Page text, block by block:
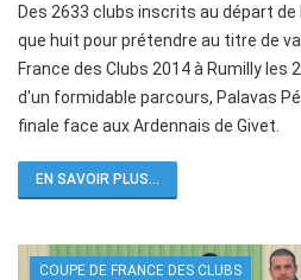
Des 2633 clubs inscrits au départ de
que huit pour prétendre au titre de
France des Clubs 2014 à Rumilly les
d'un formidable parcours, Palavas
finale face aux Ardennais de Givet.
EN SAVOIR PLUS...
COUPE DE FRANCE DES CLUBS